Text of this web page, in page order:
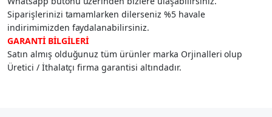
Siparişlerinizi tamamlarken dilerseniz %5 havale
indirimimizden faydalanabilirsiniz.
GARANTİ BİLGİLERİ
Satın almış olduğunuz tüm ürünler marka Orjinalleri olup
Üretici / İthalatçı firma garantisi altındadır.